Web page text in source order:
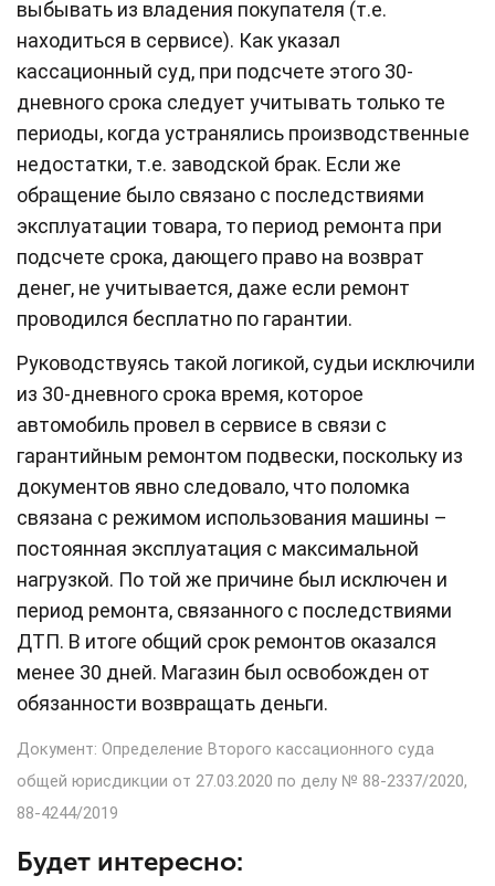
выбывать из владения покупателя (т.е.
находиться в сервисе). Как указал
кассационный суд, при подсчете этого 30-
дневного срока следует учитывать только те
периоды, когда устранялись производственные
недостатки, т.е. заводской брак. Если же
обращение было связано с последствиями
эксплуатации товара, то период ремонта при
подсчете срока, дающего право на возврат
денег, не учитывается, даже если ремонт
проводился бесплатно по гарантии.
Руководствуясь такой логикой, судьи исключили
из 30-дневного срока время, которое
автомобиль провел в сервисе в связи с
гарантийным ремонтом подвески, поскольку из
документов явно следовало, что поломка
связана с режимом использования машины –
постоянная эксплуатация с максимальной
нагрузкой. По той же причине был исключен и
период ремонта, связанного с последствиями
ДТП. В итоге общий срок ремонтов оказался
менее 30 дней. Магазин был освобожден от
обязанности возвращать деньги.
Документ: Определение Второго кассационного суда
общей юрисдикции от 27.03.2020 по делу № 88-2337/2020,
88-4244/2019
Будет интересно: